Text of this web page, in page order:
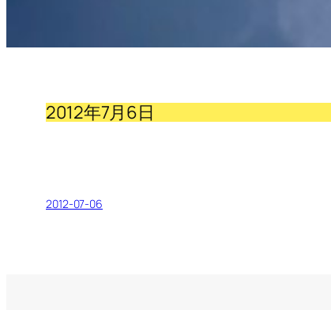
2012年7月6日
2012-07-06